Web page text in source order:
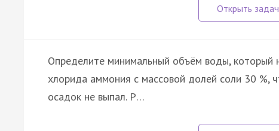
Определите минимальный объём воды, который
хлорида аммония с массовой долей соли 30 %,
осадок не выпал. Р…